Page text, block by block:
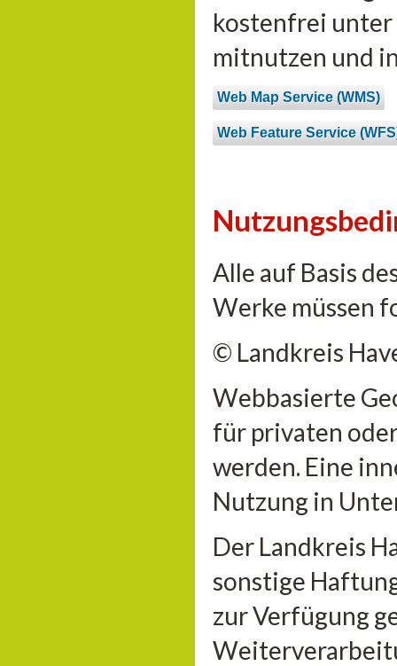
kostenfrei unter
mitnutzen und
Web Map Service (WMS)
Web Feature Service
Alle auf Basis
Werke müssen
© Landkreis
Webbasierte
für privaten
werden. Eine
Nutzung in
Der Landkreis
sonstige
zur Verfügung